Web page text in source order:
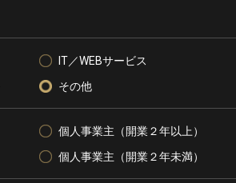
IT／WEBサービス
その他
個人事業主（開業２年以上）
個人事業主（開業２年未満）